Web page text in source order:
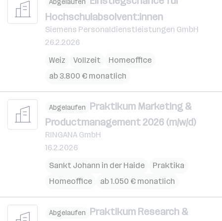
Abgelaufen
Hochschulabsolvent:innen
Siemens Personaldienstleistungen GmbH
26.2.2026
Weiz
Vollzeit
Homeoffice
ab 3.800 € monatlich
Abgelaufen Praktikum Marketing &
Productmanagement 2026 (m/w/d)
RINGANA GmbH
16.2.2026
Sankt Johann in der Haide
Praktika
Homeoffice
ab 1.050 € monatlich
Abgelaufen Praktikum Research &